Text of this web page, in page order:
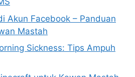
Akun Facebook – Panduan
Mastah
Sickness: Tips Ampuh